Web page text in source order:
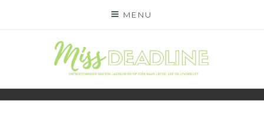
MENU
MISS DEADLINE
ONDERWEG NAAR LIEFDE, LEF EN LEVENSLUST